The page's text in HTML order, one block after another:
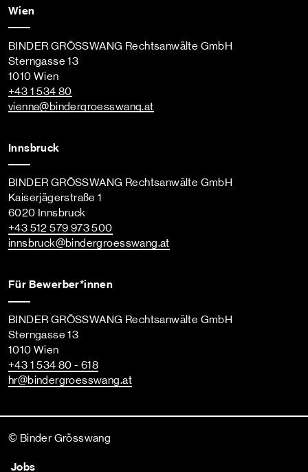
Wien
BINDER GRÖSSWANG Rechtsanwälte GmbH
Sterngasse 13
1010 Wien
+43 1 534 80
vienna@bindergroesswang.at
Innsbruck
BINDER GRÖSSWANG Rechtsanwälte GmbH
Kaiserjägerstraße 1
6020 Innsbruck
+43 512 579 973 500
innsbruck@bindergroesswang.at
Für Bewerber*innen
BINDER GRÖSSWANG Rechtsanwälte GmbH
Sterngasse 13
1010 Wien
+43 1 534 80 - 618
hr@bindergroesswang.at
© Binder Grösswang
Jobs